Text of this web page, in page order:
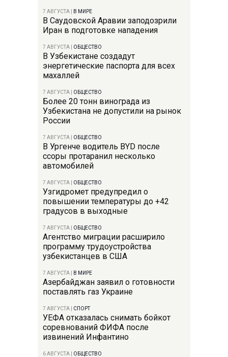
7 АВГУСТА В МИРЕ
В Саудовской Аравии заподозрили
Иран в подготовке нападения
7 АВГУСТА ОБЩЕСТВО
В Узбекистане создадут
энергетические паспорта для всех
махаллей
7 АВГУСТА ОБЩЕСТВО
Более 20 тонн винограда из
Узбекистана не допустили на рынок
России
7 АВГУСТА ОБЩЕСТВО
В Ургенче водитель BYD после
ссоры протаранил несколько
автомобилей
7 АВГУСТА ОБЩЕСТВО
Узгидромет предупредил о
повышении температуры до +42
градусов в выходные
7 АВГУСТА ОБЩЕСТВО
Агентство миграции расширило
программу трудоустройства
узбекистанцев в США
7 АВГУСТА В МИРЕ
Азербайджан заявил о готовности
поставлять газ Украине
7 АВГУСТА СПОРТ
УЕФА отказалась снимать бойкот
соревнований ФИФА после
извинений Инфантино
6 АВГУСТА ОБЩЕСТВО